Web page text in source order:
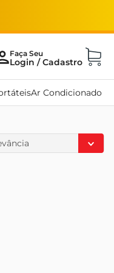
Ar Condicionado